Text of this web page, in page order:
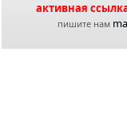
активная
пишите нам